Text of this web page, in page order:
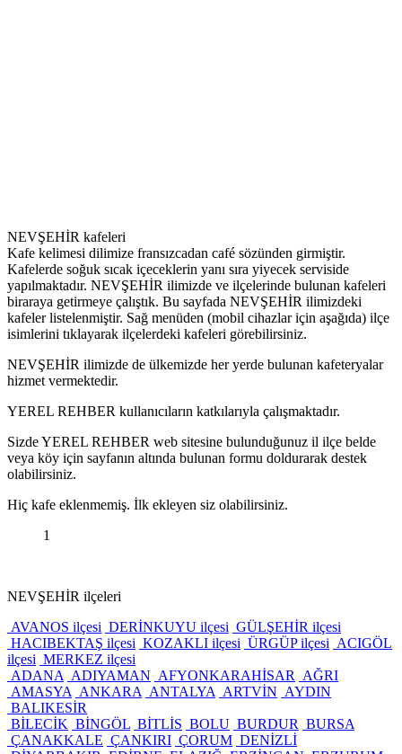
NEVŞEHİR kafeleri
Kafe kelimesi dilimize fransızcadan café sözünden girmiştir.
Kafelerde soğuk sıcak içeceklerin yanı sıra yiyecek serviside
yapılmaktadır. NEVŞEHİR ilimizde ve ilçelerinde bulunan kafeleri
biraraya getirmeye çalıştık. Bu sayfada NEVŞEHİR ilimizdeki
kafeler listelenmiştir. Sağ menüden (mobil cihazlar için aşağıda) ilçe
isimlerini tıklayarak ilçelerdeki kafeleri görebilirsiniz.
NEVŞEHİR ilimizde de ülkemizde her yerde bulunan kafeteryalar
hizmet vermektedir.
YEREL REHBER kullanıcıların katkılarıyla çalışmaktadır.
Sizde YEREL REHBER web sitesine bulunduğunuz il ilçe belde
veya köy için sayfanın altında bulunan formu doldurarak destek
olabilirsiniz.
Hiç kafe eklenmemiş. İlk ekleyen siz olabilirsiniz.
1
NEVŞEHİR ilçeleri
AVANOS ilçesi DERİNKUYU ilçesi GÜLŞEHİR ilçesi
HACIBEKTAŞ ilçesi KOZAKLI ilçesi ÜRGÜP ilçesi ACIGÖL
ilçesi MERKEZ ilçesi
ADANA ADIYAMAN AFYONKARAHİSAR
AĞRI
AMASYA ANKARA ANTALYA ARTVİN AYDIN
BALIKESİR
BİLECİK BİNGÖL BİTLİS BOLU BURDUR BURSA
ÇANAKKALE ÇANKIRI ÇORUM DENİZLİ